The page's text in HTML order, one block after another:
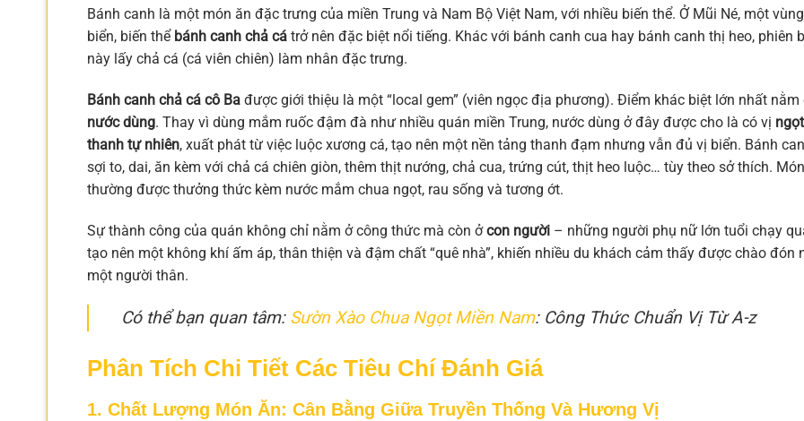
Bánh canh là một món ăn đặc trưng của miền Trung và Nam Bộ Việt Nam, với nhiều biến thể. Ở Mũi Né, một vùng
biển, biến thể bánh canh chả cá trở nên đặc biệt nổi tiếng. Khác với bánh canh cua hay bánh canh thị heo, phiên
này lấy chả cá (cá viên chiên) làm nhân đặc trưng.
Bánh canh chả cá cô Ba được giới thiệu là một “local gem” (viên ngọc địa phương). Điểm khác biệt lớn nhất nằm
nước dùng. Thay vì dùng mắm ruốc đậm đà như nhiều quán miền Trung, nước dùng ở đây được cho là có vị ngọt
thanh tự nhiên, xuất phát từ việc luộc xương cá, tạo nên một nền tảng thanh đạm nhưng vẫn đủ vị biển. Bánh
sợi to, dai, ăn kèm với chả cá chiên giòn, thêm thịt nướng, chả cua, trứng cút, thịt heo luộc… tùy theo sở thích.
thường được thưởng thức kèm nước mắm chua ngọt, rau sống và tương ớt.
Sự thành công của quán không chỉ nằm ở công thức mà còn ởcon người – những người phụ nữ lớn tuổi chạy
tạo nên một không khí ấm áp, thân thiện và đậm chất “quê nhà”, khiến nhiều du khách cảm thấy được chào đón
một người thân.
Có thể bạn quan tâm: Sườn Xào Chua Ngọt Miền Nam: Công Thức Chuẩn Vị Từ A-z
Phân Tích Chi Tiết Các Tiêu Chí Đánh Giá
1. Chất Lượng Món Ăn: Cân Bằng Giữa Truyền Thống Và Hương Vị